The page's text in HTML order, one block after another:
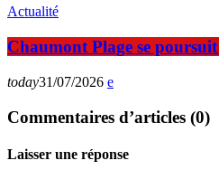
Actualité
Chaumont Plage se
today31/07/2026
Commentaires d’articles (0)
Laisser une réponse